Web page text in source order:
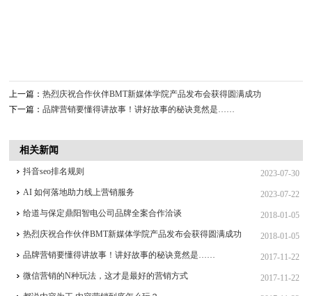
上一篇：热烈庆祝合作伙伴BMT新媒体学院产品发布会获得圆满成功
下一篇：品牌营销要懂得讲故事！讲好故事的秘诀竟然是……
相关新闻
2023-07-30
抖音seo排名规则
2023-07-22
AI 如何落地助力线上营销服务
2018-01-05
给道与保定鼎阳智电公司品牌全案合作洽谈
2018-01-05
热烈庆祝合作伙伴BMT新媒体学院产品发布会获得圆满成功
2017-11-22
品牌营销要懂得讲故事！讲好故事的秘诀竟然是……
2017-11-22
微信营销的N种玩法，这才是最好的营销方式